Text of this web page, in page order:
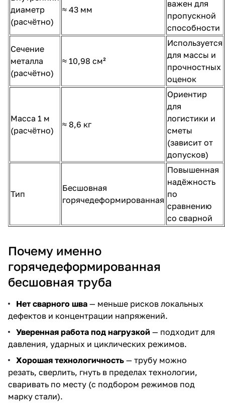
диаметр
(расчётно)
≈ 43 мм
важен для
пропускной
способности
Сечение
металла
(расчётно)
≈ 10,98 см²
Используется
для массы и
прочностных
оценок
Масса 1 м
(расчётно)
≈ 8,6 кг
Ориентир
для
логистики и
сметы
(зависит от
допусков)
Тип
Бесшовная
горячедеформированная
Повышенная
надёжность
по
сравнению
со сварной
Почему именно
горячедеформированная
бесшовная труба
Нет сварного шва — меньше рисков локальных
дефектов и концентрации напряжений.
Уверенная работа под нагрузкой — подходит для
давления, ударных и циклических режимов.
Хорошая технологичность — трубу можно
резать, сверлить, гнуть в пределах технологии,
сваривать по месту (с подбором режимов под
марку стали).